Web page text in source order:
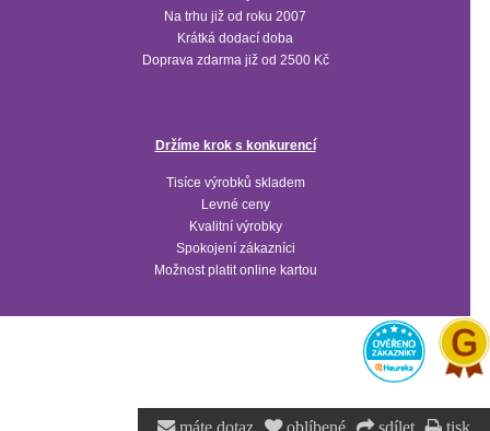
Na trhu již od roku 2007
Krátká dodací doba
Doprava zdarma již od 2500 Kč
Držíme krok s konkurencí
Tisíce výrobků skladem
Levné ceny
Kvalitní výrobky
Spokojení zákazníci
Možnost platit online kartou
máte dotaz oblíbené sdílet tisk